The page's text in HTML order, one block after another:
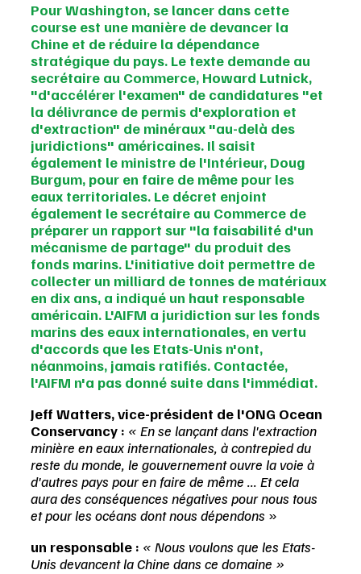
Pour Washington, se lancer dans cette
course est une manière de devancer la
Chine et de réduire la dépendance
stratégique du pays. Le texte demande au
secrétaire au Commerce, Howard Lutnick,
"d'accélérer l'examen" de candidatures "et
la délivrance de permis d'exploration et
d'extraction" de minéraux "au-delà des
juridictions" américaines. Il saisit
également le ministre de l'Intérieur, Doug
Burgum, pour en faire de même pour les
eaux territoriales. Le décret enjoint
également le secrétaire au Commerce de
préparer un rapport sur "la faisabilité d'un
mécanisme de partage" du produit des
fonds marins. L'initiative doit permettre de
collecter un milliard de tonnes de matériaux
en dix ans, a indiqué un haut responsable
américain. L'AIFM a juridiction sur les fonds
marins des eaux internationales, en vertu
d'accords que les Etats-Unis n'ont,
néanmoins, jamais ratifiés. Contactée,
l'AIFM n'a pas donné suite dans l'immédiat.
Jeff Watters, vice-président de l'ONG Ocean
Conservancy : « En se lançant dans l'extraction
minière en eaux internationales, à contrepied du
reste du monde, le gouvernement ouvre la voie à
d'autres pays pour en faire de même ... Et cela
aura des conséquences négatives pour nous tous
et pour les océans dont nous dépendons »
un responsable : « Nous voulons que les Etats-
Unis devancent la Chine dans ce domaine »